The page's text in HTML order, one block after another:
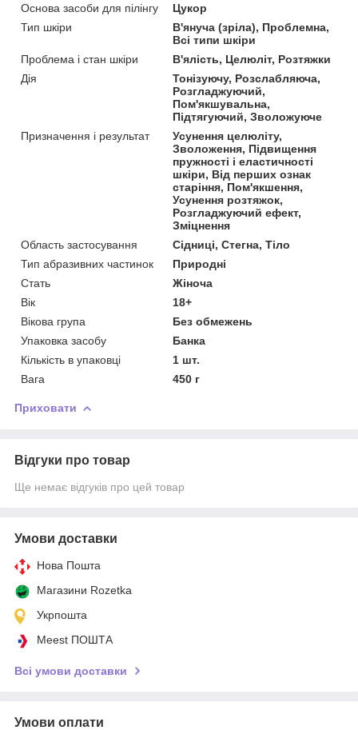
Основа засоби для пілінгу
Цукор
Тип шкіри
В'януча (зріла), Проблемна,
Всі типи шкіри
Проблема і стан шкіри
В'ялість, Целюліт, Розтяжки
Дія
Тонізуючу, Розслабляюча,
Розгладжуючий,
Пом'якшувальна,
Підтягуючий, Зволожуюче
Призначення і результат
Усунення целюліту,
Зволоження, Підвищення
пружності і еластичності
шкіри, Від перших ознак
старіння, Пом'якшення,
Усунення розтяжок,
Розгладжуючий ефект,
Зміцнення
Область застосування
Сідниці, Стегна, Тіло
Тип абразивних частинок
Природні
Стать
Жіноча
Вік
18+
Вікова група
Без обмежень
Упаковка засобу
Банка
Кількість в упаковці
1 шт.
Вага
450 г
Приховати
Відгуки про товар
Ще немає відгуків про цей товар
Умови доставки
Нова Пошта
Магазини Rozetka
Укрпошта
Meest ПОШТА
Всі умови доставки
Умови оплати